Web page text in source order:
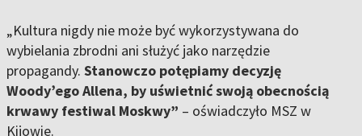
„Kultura nigdy nie może być wykorzystywana do
wybielania zbrodni ani służyć jako narzędzie
propagandy. Stanowczo potępiamy decyzję
Woody’ego Allena, by uświetnić swoją obecnością
krwawy festiwal Moskwy” – oświadczyło MSZ w
Kijowie.